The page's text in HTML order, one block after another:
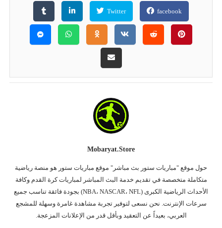
facebook
Twitter
Mobaryat.store
حول موقع "مباريات ستور بث مباشر" موقع مباريات ستور هو منصة رياضية
متكاملة متخصصة في تقديم خدمة البث المباشر لمباريات كرة القدم وكافة
الأحداث الرياضية الكبرى (NBA، NASCAR، NFL) بجودة فائقة تناسب جميع
سرعات الإنترنت. نحن نسعى لتوفير تجربة مشاهدة غامرة وسهلة للمشجع
العربي، بعيداً عن التعقيد وبأقل قدر من الإعلانات المزعجة.